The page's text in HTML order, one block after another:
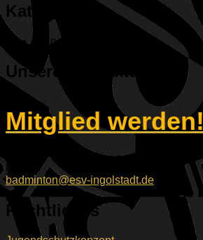
Kategorien
Keine Kategorien
Unsere Kontaktdaten
Mitglied werden!
E-Mail:
badminton@esv-ingolstadt.de
Rechtliches